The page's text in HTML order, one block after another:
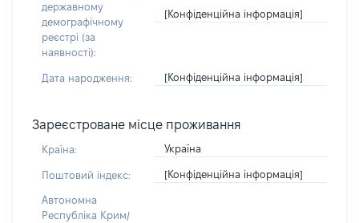
державному
демографічному
реєстрі (за
наявності):
[Конфіденційна інформація]
Дата народження: [Конфіденційна інформація]
Зареєстроване місце проживання
Країна: Україна
Поштовий індекс: [Конфіденційна інформація]
Автономна
Республіка Крим/